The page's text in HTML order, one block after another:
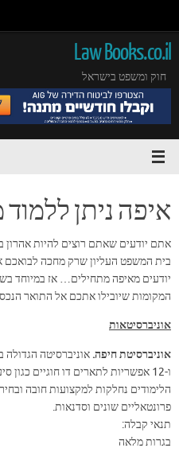
Law Books.co.il
חוק ומשפט בישראל
איפה ניתן
אתם יודעים שאתם רוצים להיות אהרון
בית המשפט העליון שרק מחכה
יודעים מאיפה מתחילים… אז במיוחד
המקומות שיובילו אתכם אל התואר
אוניברסיטאות
אוניברסיטת חיפה. אוניברסיטה
ו-12 אפשריות לתארים דו חוגיים
הלימודים נחלקות למקצועות חובה
פרונטאליים שונים וסדנאות.
תנאי קבלה:
בגרות מלאה